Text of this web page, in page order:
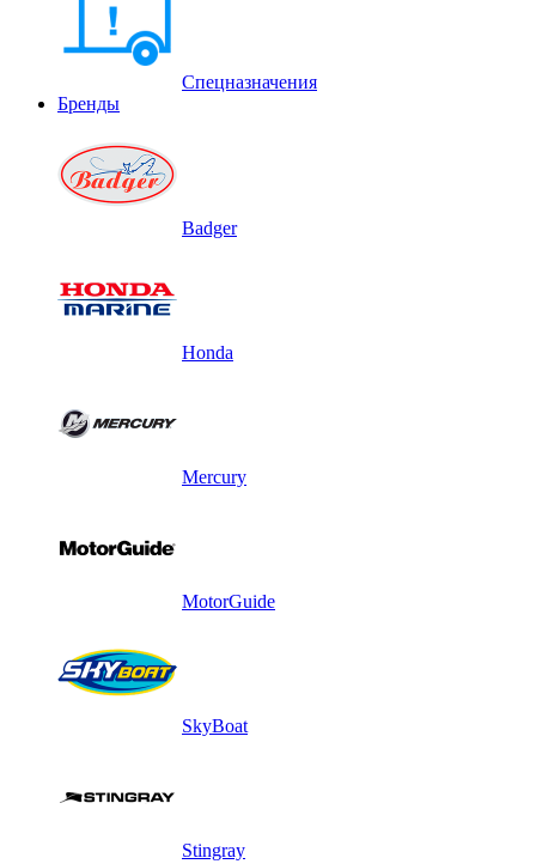
Спецназначения
Бренды
Badger
Honda
Mercury
MotorGuide
SkyBoat
Stingray